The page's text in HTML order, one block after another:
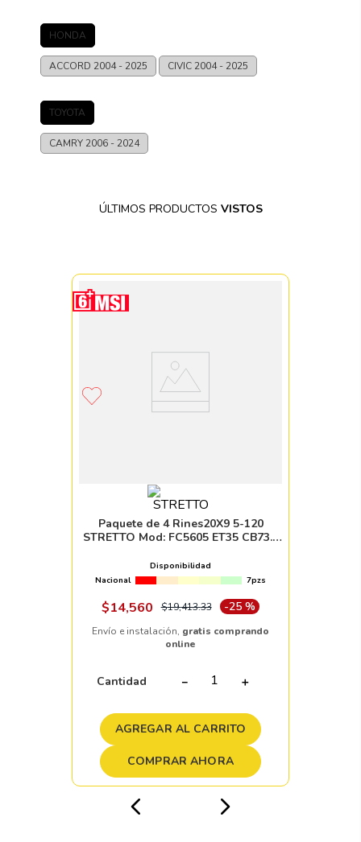
HONDA
ACCORD 2004 - 2025 CIVIC 2004 - 2025
TOYOTA
CAMRY 2006 - 2024
ÚLTIMOS PRODUCTOS VISTOS
Paquete de 4 Rines20X9 5-120
STRETTO Mod: FC5605 ET35 CB73.1
Disponibilidad
Nacional
7pzs
$14,560 $19,413.33 -25 %
Envío e instalación, gratis comprando
online
Cantidad ＋
－
AGREGAR AL CARRITO
COMPRAR AHORA